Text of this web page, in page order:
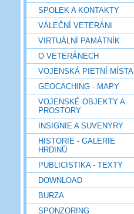
SPOLEK A KONTAKTY
VÁLEČNÍ VETERÁNI
VIRTUÁLNÍ PAMÁTNÍK
O VETERÁNECH
VOJENSKÁ PIETNÍ MÍSTA
GEOCACHING - MAPY
VOJENSKÉ OBJEKTY A
PROSTORY
INSIGNIE A SUVENYRY
HISTORIE - GALERIE
HRDINŮ
PUBLICISTIKA - TEXTY
DOWNLOAD
BURZA
SPONZORING